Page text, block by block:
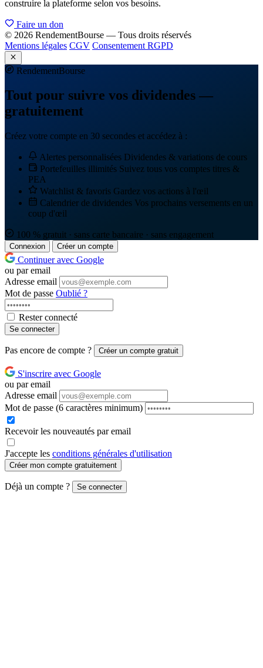
construire la plateforme selon vos besoins.
Faire un don
© 2026 RendementBourse — Tous droits réservés
Mentions légales CGV Consentement RGPD
RendementBourse
Tout pour suivre vos dividendes —
gratuitement
Créez votre compte en 30 secondes et accédez à :
Alertes personnalisées Dividendes & variations de cours
Portefeuilles illimités Suivez tous vos comptes titres &
PEA
Watchlist & favoris Gardez vos actions à l'œil
Calendrier de dividendes Vos prochains versements en un
coup d'œil
100 % gratuit · sans carte bancaire · sans engagement
Connexion Créer un compte
Continuer avec Google
ou par email
Adresse email
Mot de passe Oublié ?
Rester connecté
Se connecter
Pas encore de compte ? Créer un compte gratuit
S'inscrire avec Google
ou par email
Adresse email
Mot de passe (6 caractères minimum)
Recevoir les nouveautés par email
J'accepte les conditions générales d'utilisation
Créer mon compte gratuitement
Déjà un compte ? Se connecter